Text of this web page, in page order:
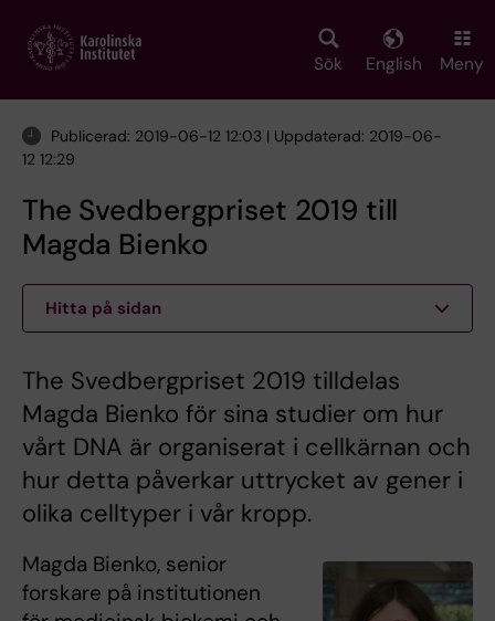
main
Sök English Meny
Publicerad: 2019-06-12 12:03 | Uppdaterad: 2019-06-
12 12:29
The Svedbergpriset 2019 till
Magda Bienko
Hitta på sidan
The Svedbergpriset 2019 tilldelas
Magda Bienko för sina studier om hur
vårt DNA är organiserat i cellkärnan och
hur detta påverkar uttrycket av gener i
olika celltyper i vår kropp.
Magda Bienko, senior
forskare på institutionen